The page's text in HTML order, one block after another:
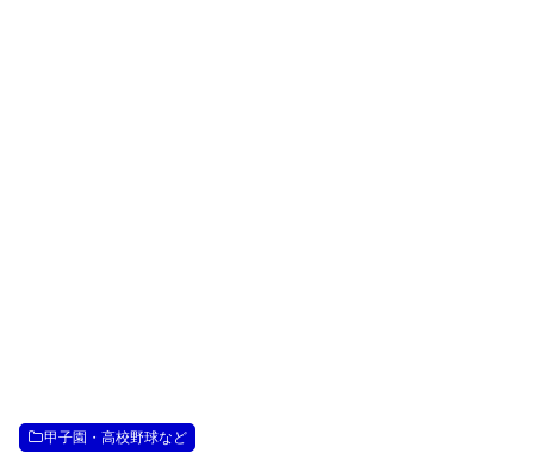
甲子園・高校野球など